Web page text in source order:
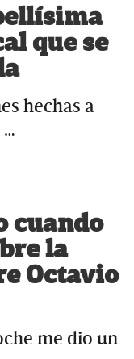
que se
hechas a
…
cuando
la
Octavio
me dio un